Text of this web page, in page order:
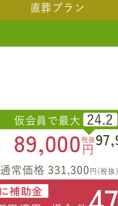
直葬 プラン
仮会員で最大 24.2
89,000 税抜
円
通常価格 331,300 円(税抜)
補助金